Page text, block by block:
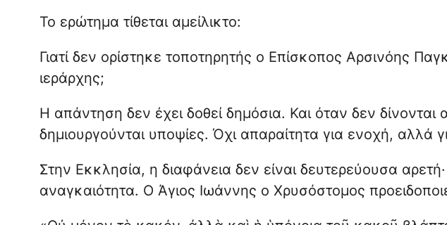
Το ερώτημα τίθεται αμείλικτο:
Γιατί δεν ορίστηκε τοποτηρητής ο Επίσκοπος Αρσινόης
ιεράρχης;
Η απάντηση δεν έχει δοθεί δημόσια. Και όταν δεν δίνονται
δημιουργούνται υποψίες. Όχι απαραίτητα για ενοχή, αλλά
Στην Εκκλησία, η διαφάνεια δεν είναι δευτερεύουσα
αναγκαιότητα. Ο Άγιος Ιωάννης ο Χρυσόστομος